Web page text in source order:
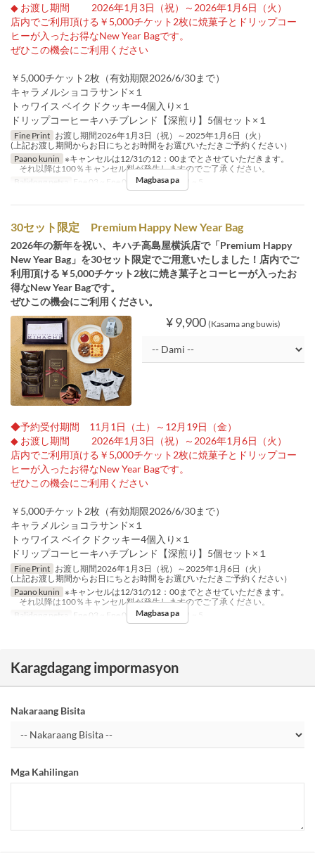
◆ お渡し期間 2026年1月3日（祝）～2026年1月6日（火）
店内でご利用頂ける￥5,000チケット2枚に焼菓子とドリップコー
ヒーが入ったお得なNew Year Bagです。
ぜひこの機会にご利用ください
￥5,000チケット2枚（有効期限2026/6/30まで）
キャラメルショコラサンド×１
トゥワイス ベイクドクッキー4個入り×１
ドリップコーヒーキハチブレンド【深煎り】5個セット×１
Fine Print お渡し期間2026年1月3日（祝）～2025年1月6日（火）
(上記お渡し期間からお日にちとお時間をお選びいただきご予約ください）
Paano kunin ※キャンセルは12/31の12：00までとさせていただきます。
それ以降は100％キャンセル料が発生しますのでご了承ください。
Balidong petsa
Ene 03 ~ Ene 06 Order Limit 1 ~ 5
Magbasa pa
30セット限定 Premium Happy New Year Bag
2026年の新年を祝い、キハチ高島屋横浜店で「Premium Happy
New Year Bag」を30セット限定でご用意いたしました！店内でご
利用頂ける￥5,000チケット2枚に焼き菓子とコーヒーが入ったお
得なNew Year Bagです。
ぜひこの機会にご利用ください。
¥ 9,900 (Kasama ang buwis)
◆予約受付期間 11月1日（土）～12月19日（金）
◆ お渡し期間 2026年1月3日（祝）～2026年1月6日（火）
店内でご利用頂ける￥5,000チケット2枚に焼菓子とドリップコー
ヒーが入ったお得なNew Year Bagです。
ぜひこの機会にご利用ください
￥5,000チケット2枚（有効期限2026/6/30まで）
キャラメルショコラサンド×１
トゥワイス ベイクドクッキー4個入り×１
ドリップコーヒーキハチブレンド【深煎り】5個セット×１
Fine Print お渡し期間2026年1月3日（祝）～2025年1月6日（火）
(上記お渡し期間からお日にちとお時間をお選びいただきご予約ください）
Paano kunin ※キャンセルは12/31の12：00までとさせていただきます。
それ以降は100％キャンセル料が発生しますのでご了承ください。
Balidong petsa
Ene 03 ~ Ene 06 Order Limit 1 ~ 5
Magbasa pa
Karagdagang impormasyon
Nakaraang Bisita
Mga Kahilingan